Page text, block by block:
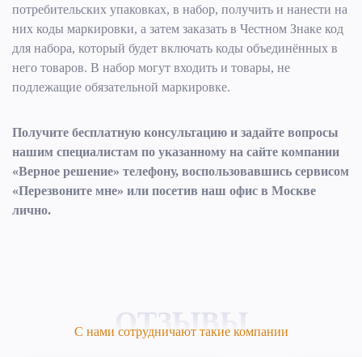
потребительских упаковках, в набор, получить и нанести на
них коды маркировки, а затем заказать в Честном Знаке код
для набора, который будет включать коды объединённых в
него товаров. В набор могут входить и товары, не
подлежащие обязательной маркировке.
Получите бесплатную консультацию и задайте вопросы
нашим специалистам по указанному на сайте компании
«Верное решение» телефону, воспользовавшись сервисом
«Перезвоните мне» или посетив наш офис в Москве
лично.
ОТЗЫВЫ
С нами сотрудничают такие компании